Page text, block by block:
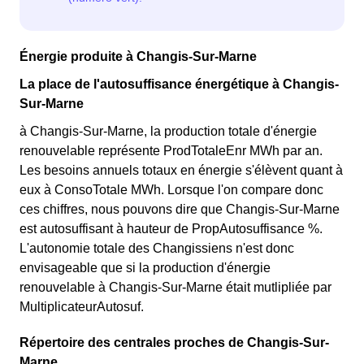
Énergie produite à Changis-Sur-Marne
La place de l'autosuffisance énergétique à Changis-
Sur-Marne
à Changis-Sur-Marne, la production totale d'énergie
renouvelable représente ProdTotaleEnr MWh par an.
Les besoins annuels totaux en énergie s'élèvent quant à
eux à ConsoTotale MWh. Lorsque l'on compare donc
ces chiffres, nous pouvons dire que Changis-Sur-Marne
est autosuffisant à hauteur de PropAutosuffisance %.
L'autonomie totale des Changissiens n'est donc
envisageable que si la production d'énergie
renouvelable à Changis-Sur-Marne était mutlipliée par
MultiplicateurAutosuf.
Répertoire des centrales proches de Changis-Sur-